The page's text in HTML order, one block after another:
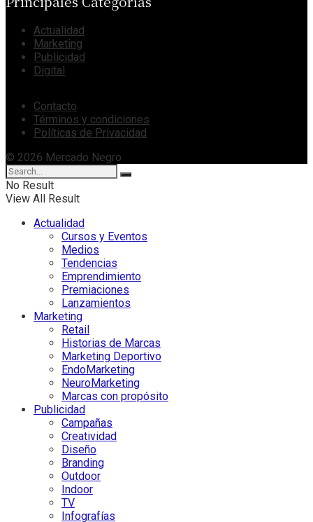
Actualidad
Marketing
Publicidad
Digital
Contacto
Términos y condiciones
Políticas de Privacidad
© 2026 Mercado Negro
No Result
View All Result
Actualidad
Cursos y Eventos
Medios
Tendencias
Emprendimiento
Premiaciones
Lanzamientos
Marketing
Retail
Historias de Marcas
Marketing Deportivo
EndoMarketing
NeuroMarketing
Marcas con propósito
Publicidad
Campañas
Creatividad
Diseño
Branding
Outdoor
Indoor
TV
Infografías